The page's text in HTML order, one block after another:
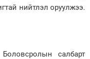
нийтлэл оруулжээ.
салбарт